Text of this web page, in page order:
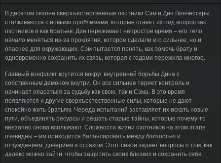
В десятом сезоне сверхъестественные охотники Сэм и Дин Винчестеры
сталкиваются с новыми проблемами, которые ставят их под вопрос как
охотников и как братьев. Дин переживает непростое время – его тело
начало меняться из-за проклятия, которое сделали его сильнее, но и
опаснее для окружающих. Сэм пытается понять, как помочь брату и
одновременно сохранить их связь, которая с годами пережила многое.
Главный конфликт крутится вокруг внутренней борьбы Дина с
собственным демоном внутри. Он все сильнее теряет контроль и
начинает опасаться за судьбу как свою, так и Сэма. В это время
появляются и другие сверхъестественные силы, которые не дают
спокойно жить братьям. Череда испытаний заставляет их искать новые
пути, объединять ресурсы и решать старые тайны, которые почему-то
внезапно снова всплывают. Сложности жизни охотников на этом этапе
очевидны – им приходится балансировать между близостью и
отчуждением, доверием и страхом. Этот сезон задаёт вопросы о том, как
далеко можно зайти, чтобы защитить своих близких и сохранить себя.